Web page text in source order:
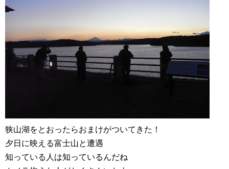
狭山湖をとおったらおまけがついてきた！
夕日に映える富士山と遭遇
知っている人は知っているんだね